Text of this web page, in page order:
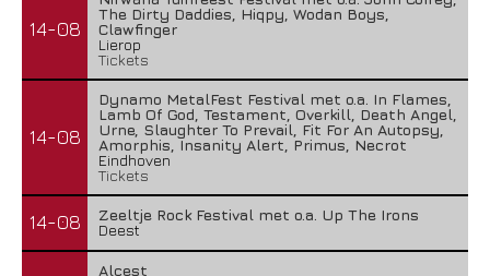
Waterparks – Jinx
26 juli 2026
14-08
The Dirty Daddies, Hiqpy, Wodan Boys,
Clawfinger
Lierop
Tickets
14-08
Dynamo MetalFest Festival met o.a. In Flames,
Lamb Of God, Testament, Overkill, Death Angel,
Urne, Slaughter To Prevail, Fit For An Autopsy,
Amorphis, Insanity Alert, Primus, Necrot
Eindhoven
Tickets
14-08
Zeeltje Rock Festival met o.a. Up The Irons
Deest
Alcest